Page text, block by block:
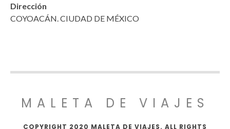
Dirección
COYOACÁN. CIUDAD DE MÉXICO
MALETA DE VIAJES
COPYRIGHT 2020 MALETA DE VIAJES. ALL RIGHTS